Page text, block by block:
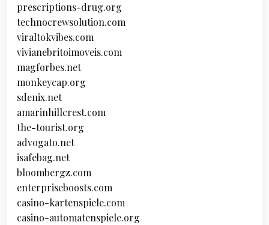
prescriptions-drug.org
technocrewsolution.com
viraltokvibes.com
vivianebritoimoveis.com
magforbes.net
monkeycap.org
sdenix.net
amarinhillcrest.com
the-tourist.org
advogato.net
isafebag.net
bloombergz.com
enterpriseboosts.com
casino-kartenspiele.com
casino-automatenspiele.org